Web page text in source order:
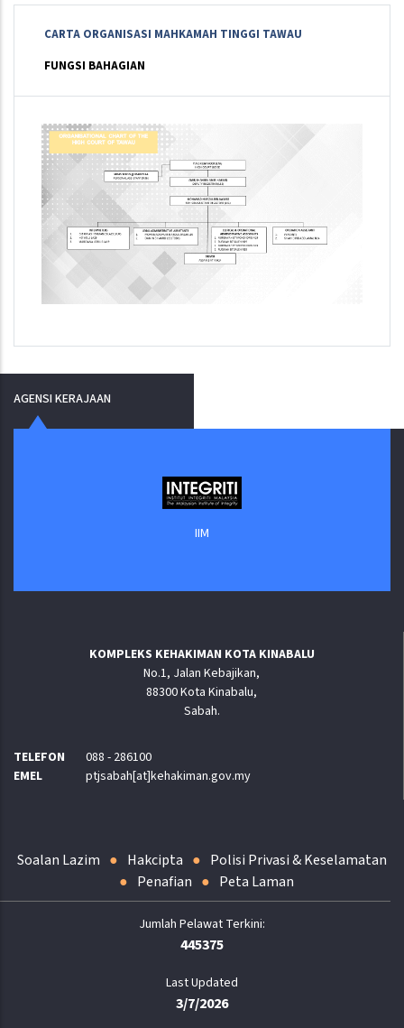
CARTA ORGANISASI MAHKAMAH TINGGI TAWAU
FUNGSI BAHAGIAN
AGENSI KERAJAAN
IIM
KOMPLEKS KEHAKIMAN KOTA KINABALU
No.1, Jalan Kebajikan,
88300 Kota Kinabalu,
Sabah.
TELEFON
088 - 286100
EMEL
ptjsabah[at]kehakiman.gov.my
Soalan Lazim Hakcipta
Polisi Privasi & Keselamatan
Penafian
Peta Laman
445375
Last Updated
3/7/2026